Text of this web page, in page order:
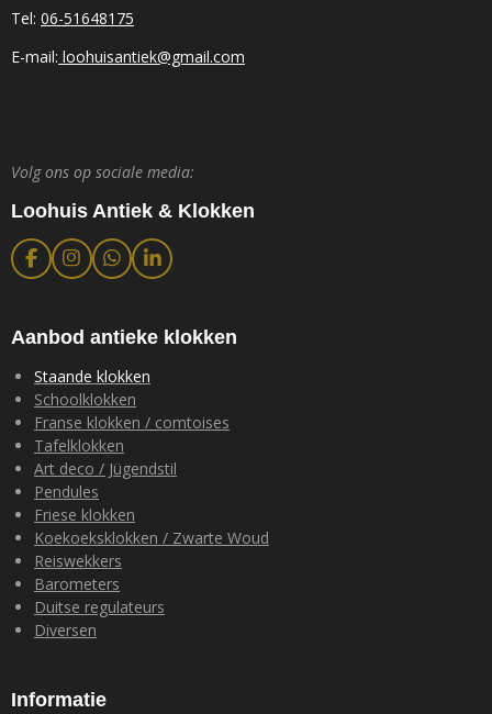
Tel: 06-51648175
E-mail: loohuisantiek@gmail.com
Volg ons op sociale media:
Loohuis Antiek & Klokken
F
a
b
o
k
I
n
a
r
a
m
W
h
s
p
p
L
i
e
Aanbod antieke klokken
Staande klokken
Schoolklokken
Franse klokken / comtoises
Tafelklokken
Art deco / Jügendstil
Pendules
Friese klokken
Koekoeksklokken / Zwarte Woud
Reiswekkers
Barometers
Duitse regulateurs
Diversen
Informatie